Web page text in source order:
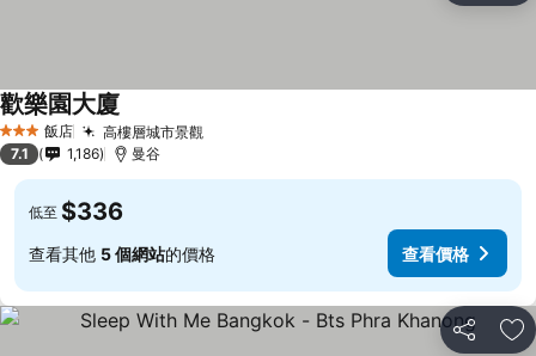
3 星級 飯店 高樓層城市景觀
歡樂園大廈
7.1 1,186 曼谷
低至 $336
查看其他 5 個網站的價格 查看價格
分享 加